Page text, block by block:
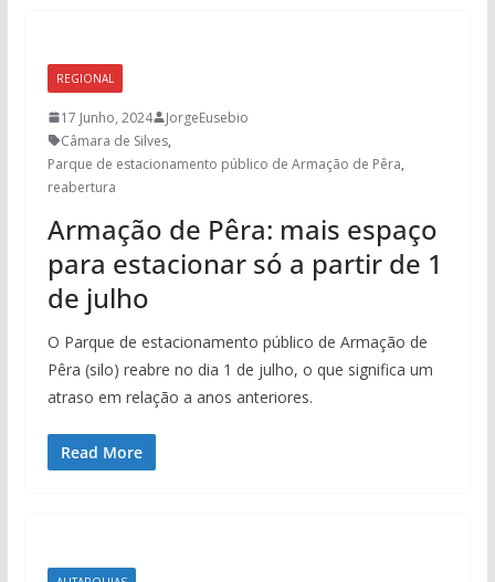
REGIONAL
17 Junho, 2024
JorgeEusebio
Câmara de Silves,
Parque de estacionamento público de Armação de Pêra,
reabertura
Armação de Pêra: mais espaço
para estacionar só a partir de 1
de julho
O Parque de estacionamento público de Armação de
Pêra (silo) reabre no dia 1 de julho, o que significa um
atraso em relação a anos anteriores.
Read More